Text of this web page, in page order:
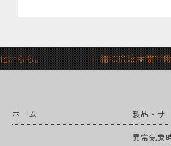
変化からも。 一緒に広津産業で
ホーム
製品・サ
異常気象